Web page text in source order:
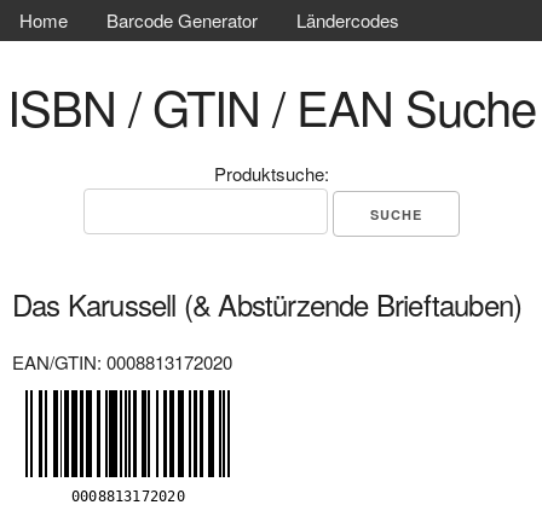
Home Barcode Generator Ländercodes
ISBN / GTIN / EAN Suche
Produktsuche:
Das Karussell (& Abstürzende Brieftauben)
EAN/GTIN: 0008813172020